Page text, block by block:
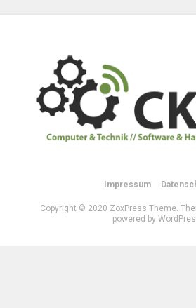
Impressum
Copyright © 2020 ZoxPress Theme.
powered by